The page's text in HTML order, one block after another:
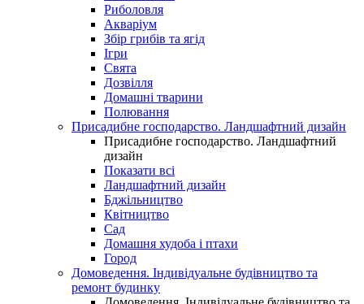
Риболовля
Акваріум
Збір грибів та ягід
Ігри
Свята
Дозвілля
Домашні тварини
Полювання
Присадибне господарство. Ландшафтний дизайн
Присадибне господарство. Ландшафтний
дизайн
Показати всі
Ландшафтний дизайн
Бджільництво
Квітництво
Сад
Домашня худоба і птахи
Город
Домоведення. Індивідуальне будівництво та
ремонт будинку